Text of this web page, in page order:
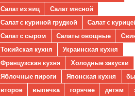
Салат из яиц
Салат мясной
Салат с куриной грудкой
Салат с
Салат с сыром
Салаты овощные
Токийская кухня
Украинская кухня
Французская кухня
Холодные закуски
Яблочные пироги
Японская кухня
второе
выпечка горячее детям